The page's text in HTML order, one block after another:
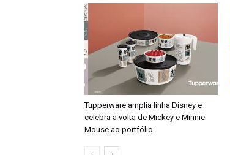
Tupperware amplia linha Disney e
celebra a volta de Mickey e Minnie
Mouse ao portfólio